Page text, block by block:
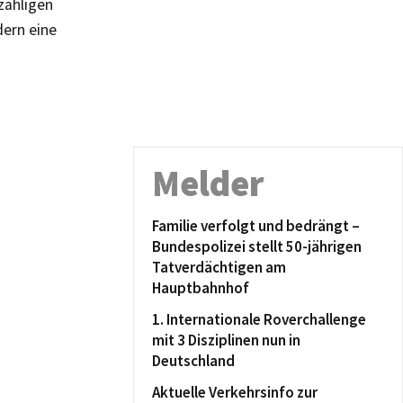
eine
Melder
Familie verfolgt und bedrängt –
Bundespolizei stellt 50-jährigen
Tatverdächtigen am
Hauptbahnhof
1. Internationale Roverchallenge
mit 3 Disziplinen nun in
Deutschland
Aktuelle Verkehrsinfo zur